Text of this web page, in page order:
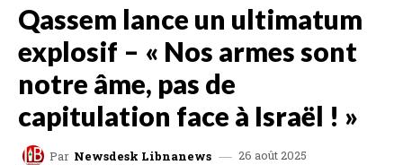
Qassem lance un ultimatum
explosif – « Nos armes sont
notre âme, pas de
capitulation face à Israël ! »
Par Newsdesk Libnanews 26 août 2025